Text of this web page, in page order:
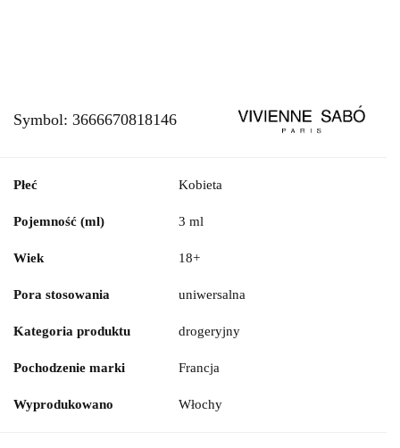
Symbol: 3666670818146
Płeć Kobieta
Pojemność (ml) 3 ml
Wiek 18+
Pora stosowania uniwersalna
Kategoria produktu drogeryjny
Pochodzenie marki Francja
Wyprodukowano Włochy